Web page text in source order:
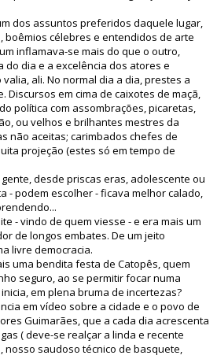
dos assuntos preferidos daquele lugar,
boêmios célebres e entendidos de arte
inflamava-se mais do que o outro,
dia e a excelência dos atores e
ali. No normal dia a dia, prestes a
Discursos em cima de caixotes de maçã,
política com assombrações, picaretas,
ou velhos e brilhantes mestres da
não aceitas; carimbados chefes de
projeção (estes só em tempo de
desde priscas eras, adolescente ou
- podem escolher - ficava melhor calado,
- vindo de quem viesse - e era mais um
de longos embates. De um jeito
livre democracia.
uma bendita festa de Catopês, quem
seguro, ao se permitir focar numa
em plena bruma de incertezas?
em vídeo sobre a cidade e o povo de
Guimarães, que a cada dia acrescenta
( deve-se realçar a linda e recente
nosso saudoso técnico de basquete,